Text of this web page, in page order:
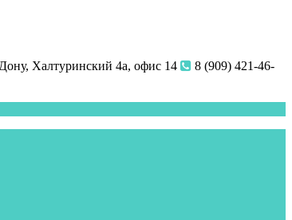
Халтуринский 4а, офис 14
8 (909) 421-46-